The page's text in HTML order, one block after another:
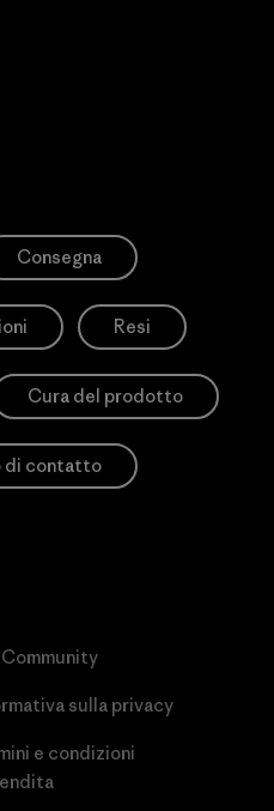
Consegna
Resi
Cura del prodotto
di contatto
sulla privacy
e condizioni